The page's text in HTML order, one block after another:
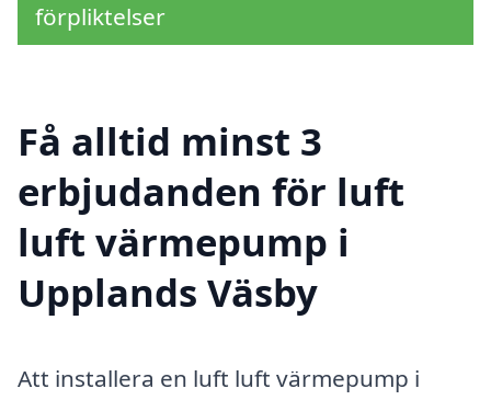
förpliktelser
Få alltid minst 3
erbjudanden för luft
luft värmepump i
Upplands Väsby
Att installera en luft luft värmepump i